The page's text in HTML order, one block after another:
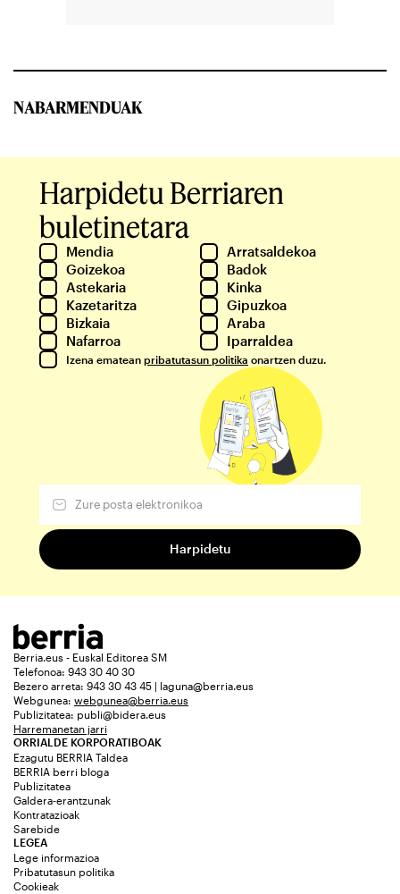
NABARMENDUAK
Harpidetu Berriaren
buletinetara
Mendia
Arratsaldekoa
Goizekoa
Badok
Astekaria
Kinka
Kazetaritza
Gipuzkoa
Bizkaia
Araba
Nafarroa
Iparraldea
Izena ematean pribatutasun politika onartzen duzu.
Berria.eus - Euskal Editorea SM
Telefonoa: 943 30 40 30
Bezero arreta: 943 30 43 45 | laguna@berria.eus
Webgunea: webgunea@berria.eus
Publizitatea: publi@bidera.eus
Harremanetan jarri
ORRIALDE KORPORATIBOAK
Ezagutu BERRIA Taldea
BERRIA berri bloga
Publizitatea
Galdera-erantzunak
Kontratazioak
Sarebide
LEGEA
Lege informazioa
Pribatutasun politika
Cookieak